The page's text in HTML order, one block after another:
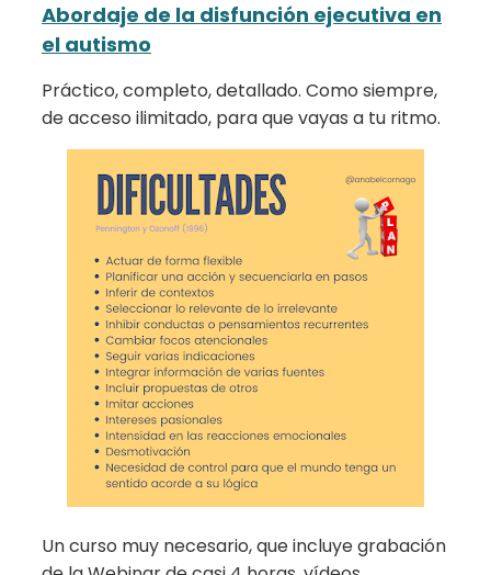
Abordaje de la disfunción ejecutiva en
el autismo
Práctico, completo, detallado. Como siempre,
de acceso ilimitado, para que vayas a tu ritmo.
Un curso muy necesario, que incluye grabación